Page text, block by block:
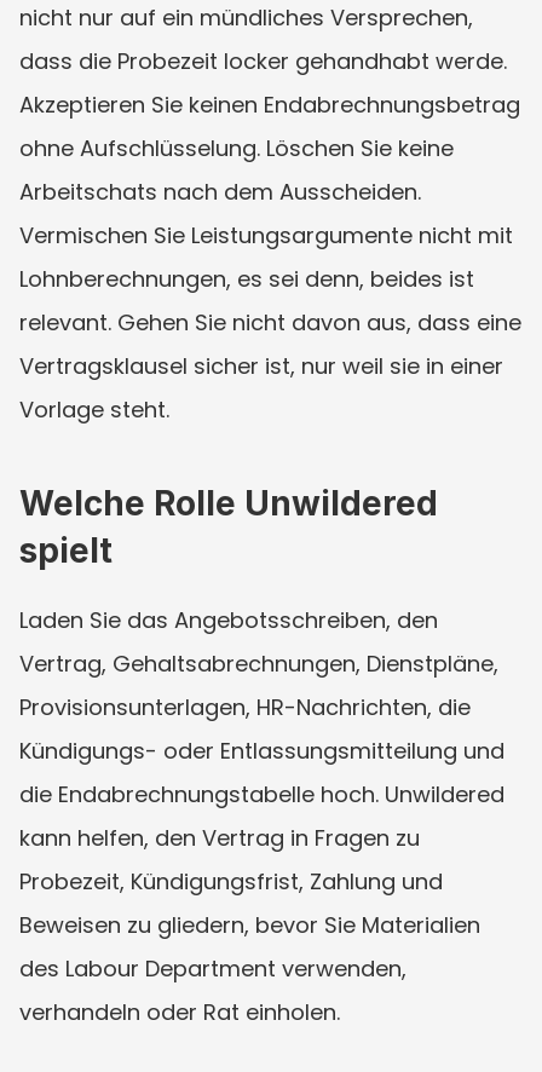
nicht nur auf ein mündliches Versprechen,
dass die Probezeit locker gehandhabt werde.
Akzeptieren Sie keinen Endabrechnungsbetrag
ohne Aufschlüsselung. Löschen Sie keine
Arbeitschats nach dem Ausscheiden.
Vermischen Sie Leistungsargumente nicht mit
Lohnberechnungen, es sei denn, beides ist
relevant. Gehen Sie nicht davon aus, dass eine
Vertragsklausel sicher ist, nur weil sie in einer
Vorlage steht.
Welche Rolle Unwildered
spielt
Laden Sie das Angebotsschreiben, den
Vertrag, Gehaltsabrechnungen, Dienstpläne,
Provisionsunterlagen, HR-Nachrichten, die
Kündigungs- oder Entlassungsmitteilung und
die Endabrechnungstabelle hoch. Unwildered
kann helfen, den Vertrag in Fragen zu
Probezeit, Kündigungsfrist, Zahlung und
Beweisen zu gliedern, bevor Sie Materialien
des Labour Department verwenden,
verhandeln oder Rat einholen.